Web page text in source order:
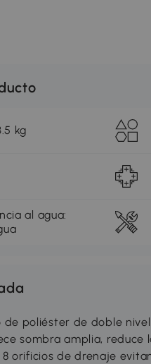
kg
al agua:
de poliéster de doble
sombra amplia, reduce
orificios de drenaje